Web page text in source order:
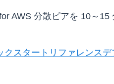
AWS 分散ピアを 10～
クスタートリファレンスデ